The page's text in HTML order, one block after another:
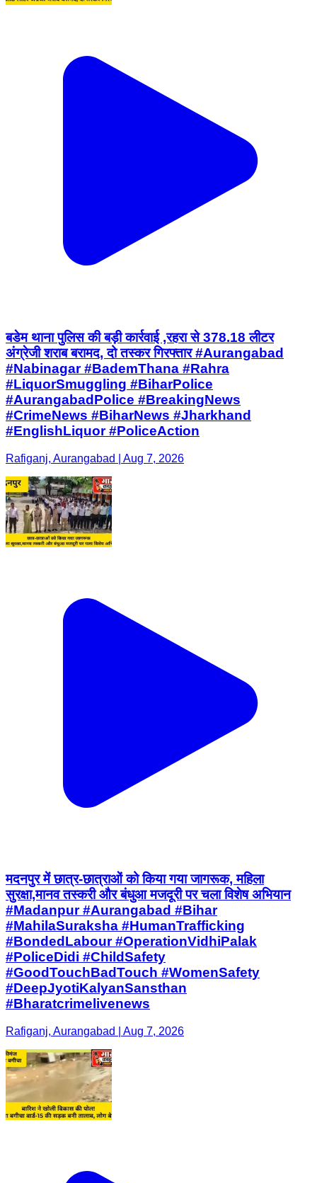
बडेम थाना पुलिस की बड़ी कार्रवाई ,रहरा से 378.18 लीटर
अंग्रेजी शराब बरामद, दो तस्कर गिरफ्तार #Aurangabad
#Nabinagar #BademThana #Rahra
#LiquorSmuggling #BiharPolice
#AurangabadPolice #BreakingNews
#CrimeNews #BiharNews #Jharkhand
#EnglishLiquor #PoliceAction
Rafiganj, Aurangabad | Aug 7, 2026
मदनपुर में छात्र-छात्राओं को किया गया जागरूक, महिला
सुरक्षा,मानव तस्करी और बंधुआ मजदूरी पर चला विशेष अभियान
#Madanpur #Aurangabad #Bihar
#MahilaSuraksha #HumanTrafficking
#BondedLabour #OperationVidhiPalak
#PoliceDidi #ChildSafety
#GoodTouchBadTouch #WomenSafety
#DeepJyotiKalyanSansthan
#Bharatcrimelivenews
Rafiganj, Aurangabad | Aug 7, 2026